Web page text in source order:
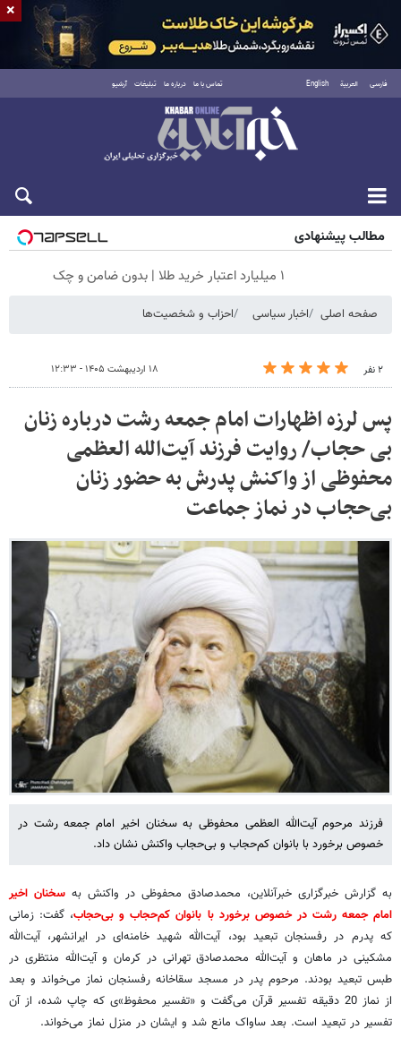
فارسی العربية English تماس با ما درباره ما تبلیغات آرشیو
جمعه ۱۶ مرداد ۱۴۰۵
مطالب پیشنهادی
۱ میلیارد اعتبار خرید طلا | بدون ضامن و چک
صفحه اصلی اخبار سیاسی احزاب و شخصیت‌ها
۲ نفر ۱۸ اردیبهشت ۱۴۰۵ - ۱۲:۳۳
پس لرزه اظهارات امام جمعه رشت درباره زنان
بی حجاب/ روایت فرزند آیت‌الله العظمی
محفوظی از واکنش پدرش به حضور زنان
بی‌حجاب در نماز جماعت
فرزند مرحوم آیت‌الله العظمی محفوظی به سخنان اخیر امام جمعه رشت در
خصوص برخورد با بانوان کم‌حجاب و بی‌حجاب واکنش نشان داد.
به گزارش خبرگزاری خبرآنلاین، محمدصادق محفوظی در واکنش به سخنان اخیر
امام جمعه رشت در خصوص برخورد با بانوان کم‌حجاب و بی‌حجاب، گفت: زمانی
که پدرم در رفسنجان تبعید بود، آیت‌الله شهید خامنه‌ای در ایرانشهر، آیت‌الله
مشکینی در ماهان و آیت‌الله محمدصادق تهرانی در کرمان و آیت‌الله منتظری در
طبس تبعید بودند. مرحوم پدر در مسجد سقاخانه رفسنجان نماز می‌خواند و بعد
از نماز 20 دقیقه تفسیر قرآن می‌گفت و «تفسیر محفوظ»ی که چاپ شده، از آن
تفسیر در تبعید است. بعد ساواک مانع شد و ایشان در منزل نماز می‌خواند.
×